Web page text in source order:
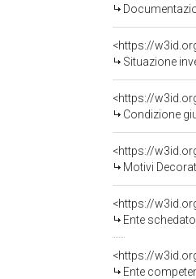
<https://
Situazione
<https://
Condizione
<https://
Motivi
<https://
Ente
<https://
Ente competente per tutela